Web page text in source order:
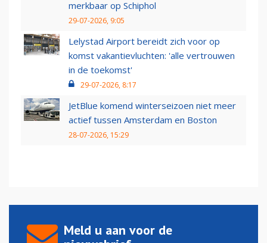
merkbaar op Schiphol
29-07-2026, 9:05
Lelystad Airport bereidt zich voor op
komst vakantievluchten: 'alle vertrouwen
in de toekomst'
29-07-2026, 8:17
JetBlue komend winterseizoen niet meer
actief tussen Amsterdam en Boston
28-07-2026, 15:29
Meld u aan voor de